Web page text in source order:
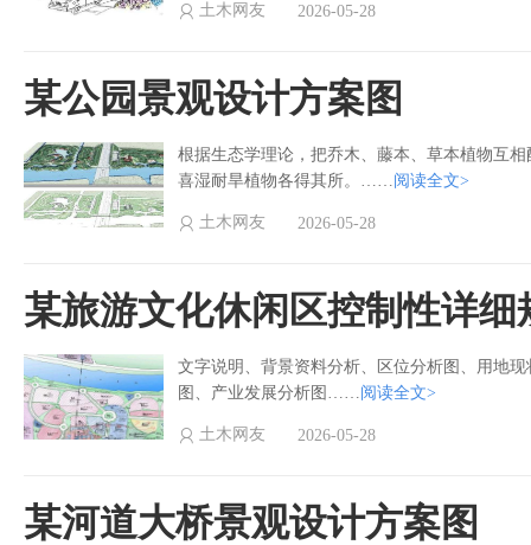
土木网友 2026-05-28
某公园景观设计方案图
根据生态学理论，把乔木、藤本、草本植物互
喜湿耐旱植物各得其所。……阅读全文>
土木网友 2026-05-28
某旅游文化休闲区控制性详细
文字说明、背景资料分析、区位分析图、用地
图、产业发展分析图……阅读全文>
土木网友 2026-05-28
某河道大桥景观设计方案图